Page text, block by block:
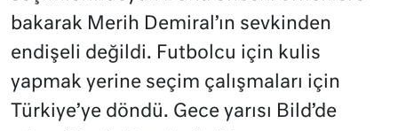
bakarak Merih Demiral’ın sevkinden
endişeli değildi. Futbolcu için kulis
yapmak yerine seçim çalışmaları için
Türkiye’ye döndü. Gece yarısı Bild’de